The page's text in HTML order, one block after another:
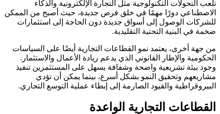
تلعب التحولات التكنولوجية مثل التجارة الإلكترونية والذكاء
الاصطناعي دورًا مهمًا في خلق فرص جديدة، حيث أصبح من الممكن
للشركات الوصول إلى أسواق جديدة دون الحاجة إلى استثمارات
ضخمة في البنية التحتية التقليدية.
من جهة أخرى، يعتمد نمو القطاعات التجارية أيضًا على السياسات
الحكومية والإطار القانوني الذي يدعم ريادة الأعمال والاستثمار.
وجود بيئة تشريعية واضحة وشفافة يسهل على المستثمرين تنفيذ
مشاريعهم وتحقيق النمو بشكل أسرع، بينما يمكن أن تؤدي
البيروقراطية والقيود الصارمة إلى إبطاء عملية التوسع التجاري.
القطاعات التجارية الواعدة